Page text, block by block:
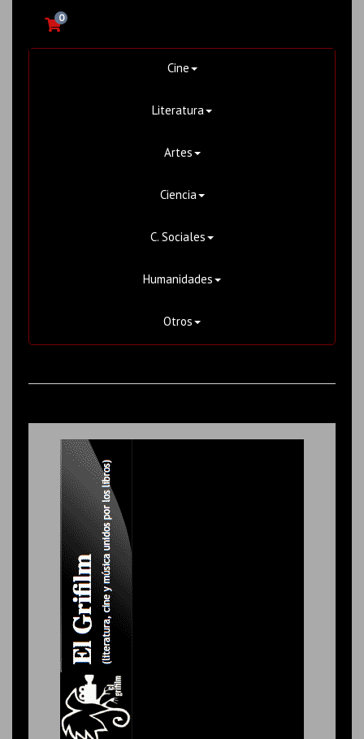
0
Cine
Literatura
Artes
Ciencia
C. Sociales
Humanidades
Otros